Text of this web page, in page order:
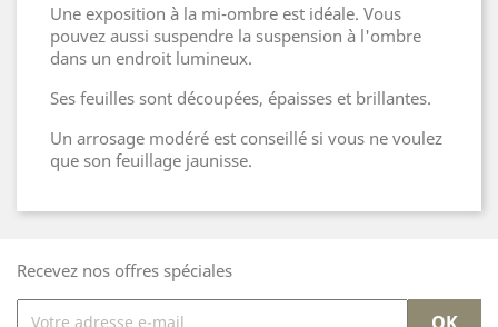
Une exposition à la mi-ombre est idéale. Vous
pouvez aussi suspendre la suspension à l'ombre
dans un endroit lumineux.
Ses feuilles sont découpées, épaisses et brillantes.
Un arrosage modéré est conseillé si vous ne voulez
que son feuillage jaunisse.
Recevez nos offres spéciales